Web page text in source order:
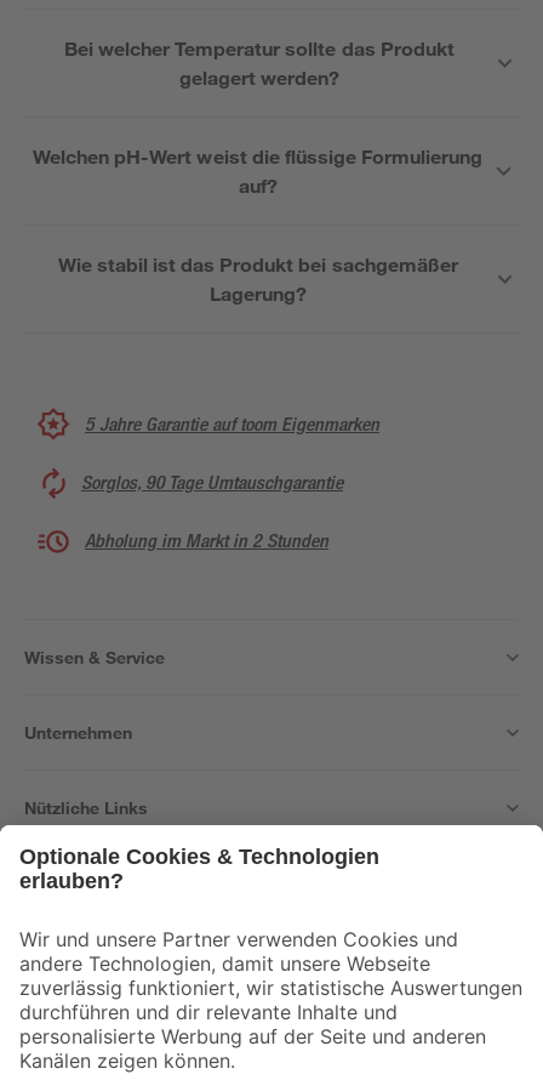
Bei welcher Temperatur sollte das Produkt
gelagert werden?
Welchen pH-Wert weist die flüssige Formulierung
auf?
Wie stabil ist das Produkt bei sachgemäßer
Lagerung?
5 Jahre Garantie auf toom Eigenmarken
Sorglos, 90 Tage Umtauschgarantie
Abholung im Markt in 2 Stunden
Wissen & Service
Unternehmen
Nützliche Links
Der toom Newsletter: Keine Angebote und Aktionen mehr verpassen!
Zur Newsletter Anmeldung
Folge uns